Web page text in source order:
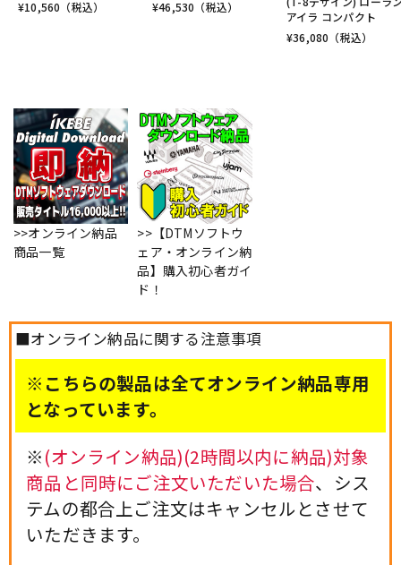
¥10,560 （税込）
¥46,530 （税込）
アイラ コンパクト
¥36,080 （税込）
>>オンライン納品
商品一覧
>>【DTMソフトウ
ェア・オンライン納
品】購入初心者ガイ
ド！
■オンライン納品に関する注意事項
※こちらの製品は全てオンライン納品専用
となっています。
※(オンライン納品)(2時間以内に納品)対象
商品と同時にご注文いただいた場合、シス
テムの都合上ご注文はキャンセルとさせて
いただきます。